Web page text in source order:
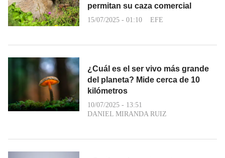
permitan su caza comercial
15/07/2025 - 01:10 EFE
¿Cuál es el ser vivo más grande
del planeta? Mide cerca de 10
kilómetros
10/07/2025 - 13:51
DANIEL MIRANDA RUIZ